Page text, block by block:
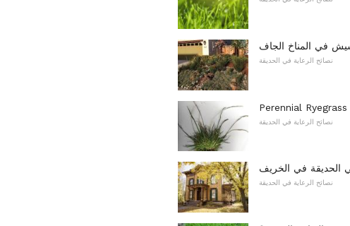
في المناخ الجاف
نصائح الرعاية في الحديقة
نصائح الرعاية في الحديقة
الحديقة في الخريف
نصائح الرعاية في الحديقة